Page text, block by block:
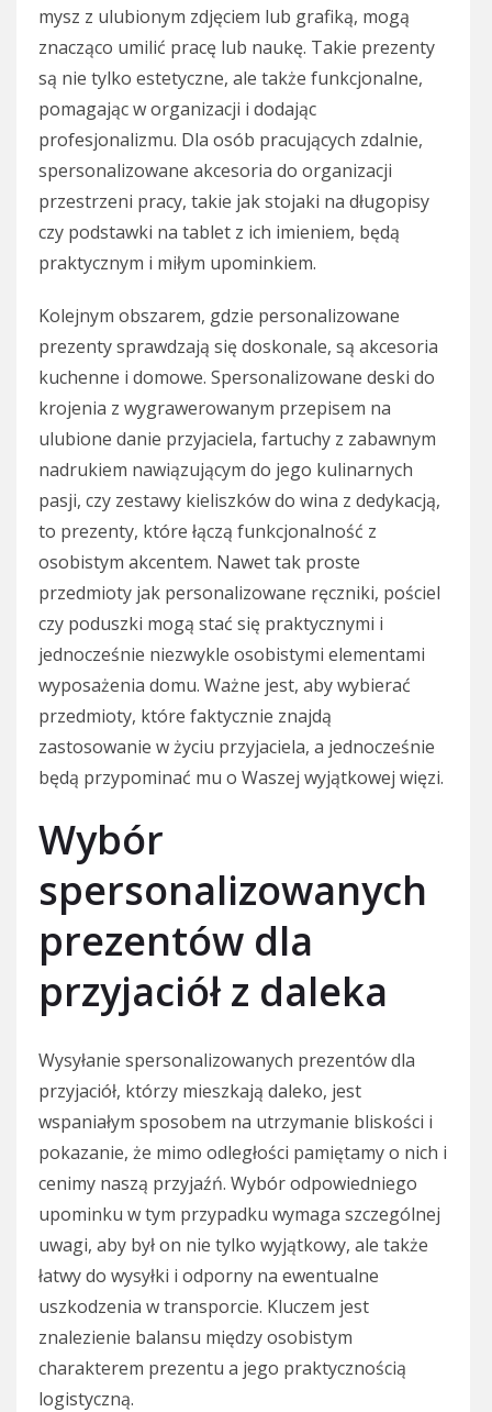
mysz z ulubionym zdjęciem lub grafiką, mogą
znacząco umilić pracę lub naukę. Takie prezenty
są nie tylko estetyczne, ale także funkcjonalne,
pomagając w organizacji i dodając
profesjonalizmu. Dla osób pracujących zdalnie,
spersonalizowane akcesoria do organizacji
przestrzeni pracy, takie jak stojaki na długopisy
czy podstawki na tablet z ich imieniem, będą
praktycznym i miłym upominkiem.
Kolejnym obszarem, gdzie personalizowane
prezenty sprawdzają się doskonale, są akcesoria
kuchenne i domowe. Spersonalizowane deski do
krojenia z wygrawerowanym przepisem na
ulubione danie przyjaciela, fartuchy z zabawnym
nadrukiem nawiązującym do jego kulinarnych
pasji, czy zestawy kieliszków do wina z dedykacją,
to prezenty, które łączą funkcjonalność z
osobistym akcentem. Nawet tak proste
przedmioty jak personalizowane ręczniki, pościel
czy poduszki mogą stać się praktycznymi i
jednocześnie niezwykle osobistymi elementami
wyposażenia domu. Ważne jest, aby wybierać
przedmioty, które faktycznie znajdą
zastosowanie w życiu przyjaciela, a jednocześnie
będą przypominać mu o Waszej wyjątkowej więzi.
Wybór
spersonalizowanych
prezentów dla
przyjaciół z daleka
Wysyłanie spersonalizowanych prezentów dla
przyjaciół, którzy mieszkają daleko, jest
wspaniałym sposobem na utrzymanie bliskości i
pokazanie, że mimo odległości pamiętamy o nich i
cenimy naszą przyjaźń. Wybór odpowiedniego
upominku w tym przypadku wymaga szczególnej
uwagi, aby był on nie tylko wyjątkowy, ale także
łatwy do wysyłki i odporny na ewentualne
uszkodzenia w transporcie. Kluczem jest
znalezienie balansu między osobistym
charakterem prezentu a jego praktycznością
logistyczną.